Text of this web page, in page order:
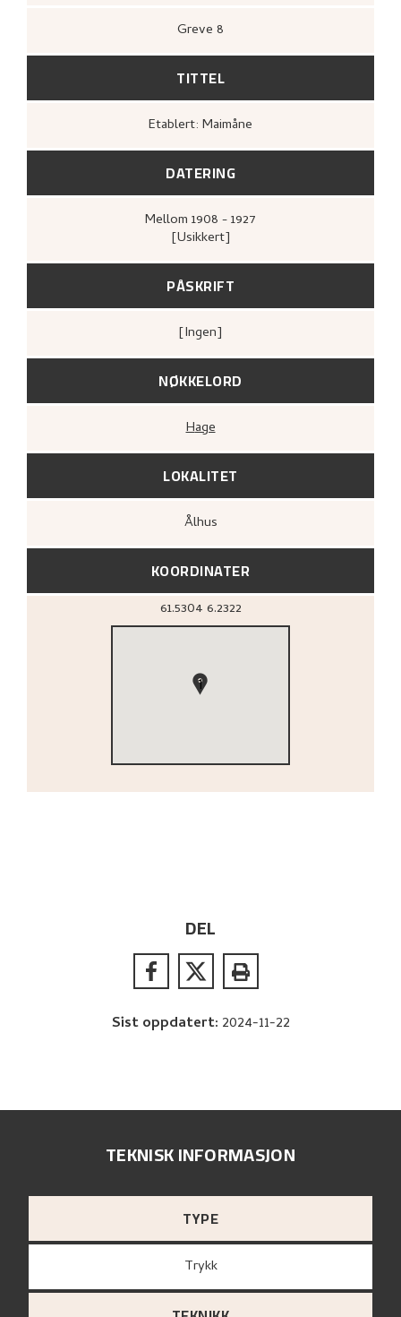
Greve 8
TITTEL
Etablert: Maimåne
DATERING
Mellom 1908 - 1927
[Usikkert]
PÅSKRIFT
[ingen]
NØKKELORD
Hage
LOKALITET
Ålhus
KOORDINATER
61.5304 6.2322
1
DEL
Sist oppdatert: 2024-11-22
TEKNISK INFORMASJON
TYPE
Trykk